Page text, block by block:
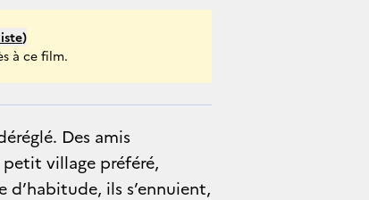
)
à ce film.
Des amis
village préféré,
ils s’ennuient,